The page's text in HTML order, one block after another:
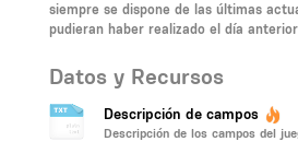
siempre se dispone de las últimas
pudieran haber realizado el día anterior
Datos y Recursos
Descripción de campos
Descripción de los campos del